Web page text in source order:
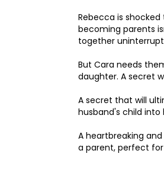
Rebecca is
becoming parents
together
But Cara needs
daughter. A secret
A secret that will
husband's child
A heartbreaking
a parent, perfect for